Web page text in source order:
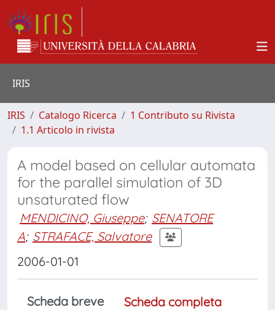
IRIS
IRIS Catalogo Ricerca
1 Contributo su Rivista
1.1 Articolo in rivista
A model based on cellular automata
for the parallel simulation of 3D
unsaturated flow
MENDICINO, Giuseppe; SENATORE
A; STRAFACE, Salvatore
2006-01-01
Scheda breve
Scheda completa